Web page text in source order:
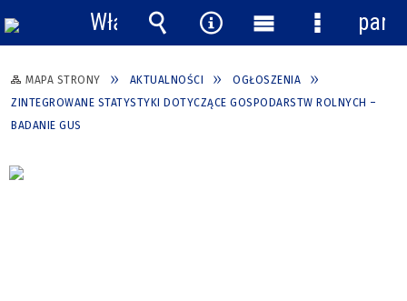
MAPA STRONY AKTUALNOŚCI
OGŁOSZENIA
ZINTEGROWANE STATYSTYKI DOTYCZĄCE GOSPODARSTW ROLNYCH –
BADANIE GUS
Włącz
powiadomienia
Wyszukiwarka
Narzędzia
Menu
główne
Menu
panel